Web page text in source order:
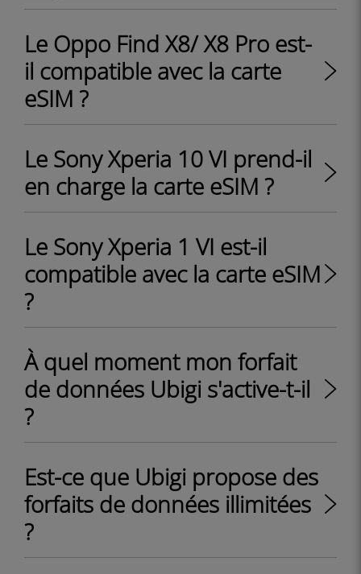
Le Oppo Find X8/ X8 Pro est-
il compatible avec la carte
eSIM ?
Le Sony Xperia 10 VI prend-il
en charge la carte eSIM ?
Le Sony Xperia 1 VI est-il
compatible avec la carte eSIM
?
À quel moment mon forfait
de données Ubigi s'active-t-il
?
Est-ce que Ubigi propose des
forfaits de données illimitées
?